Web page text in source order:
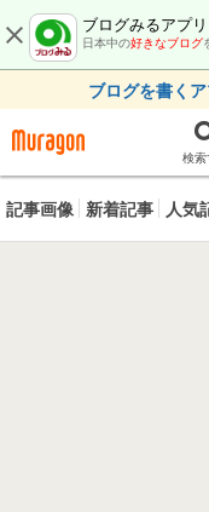
ブログみるアプリ
日本中の好きなブログ
ブログを書く
検索
記事画像 新着記事 人気